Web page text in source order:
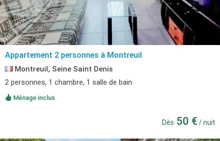
Appartement 2 personnes à Montreuil
Montreuil, Seine Saint Denis
2 personnes, 1 chambre, 1 salle de bain.
Ménage inclus
Dès 50 € / nuit